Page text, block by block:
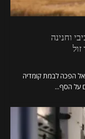
וחנינה
2025, כנסת ישראל הפכה לבמת קומדיה
על הסף...